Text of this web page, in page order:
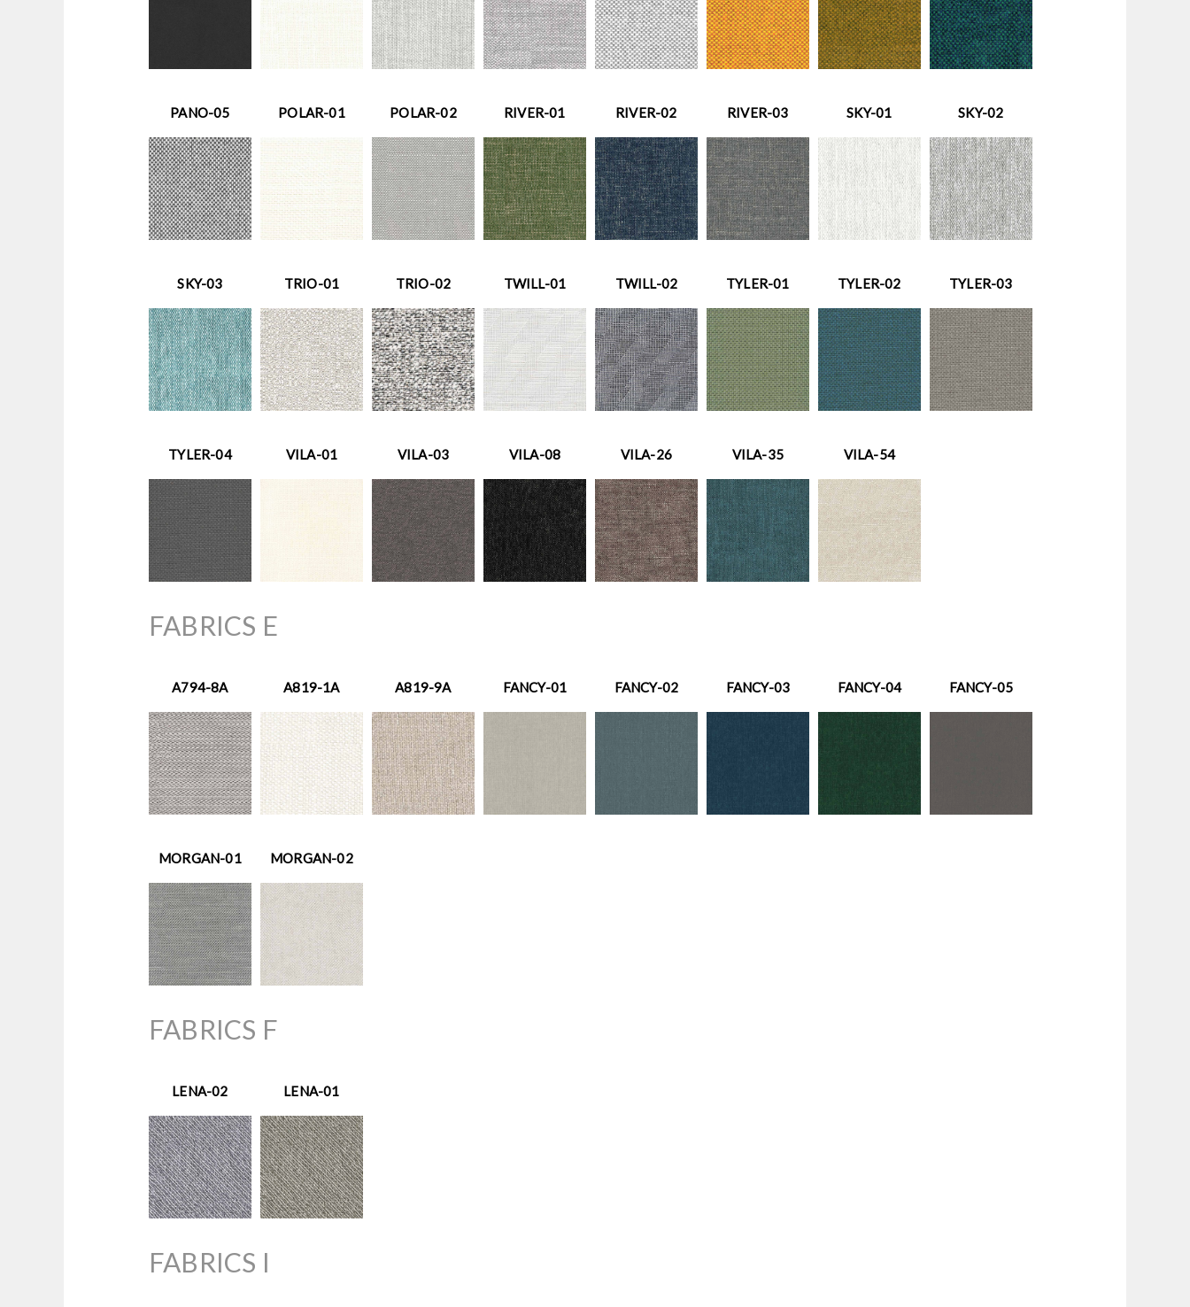
PANO-05 POLAR-01 POLAR-02 RIVER-01 RIVER-02 RIVER-03 SKY-01 SKY-02
SKY-03 TRIO-01 TRIO-02 TWILL-01 TWILL-02 TYLER-01 TYLER-02 TYLER-03
TYLER-04 VILA-01 VILA-03 VILA-08 VILA-26 VILA-35 VILA-54
FABRICS E
A794-8A A819-1A A819-9A FANCY-01 FANCY-02 FANCY-03 FANCY-04 FANCY-05
MORGAN-01 MORGAN-02
FABRICS F
LENA-02 LENA-01
FABRICS I